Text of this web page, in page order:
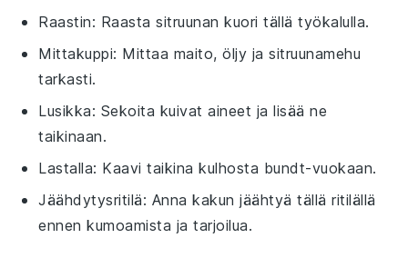
Raastin: Raasta sitruunan kuori tällä työkalulla.
Mittakuppi: Mittaa maito, öljy ja sitruunamehu
tarkasti.
Lusikka: Sekoita kuivat aineet ja lisää ne
taikinaan.
Lastalla: Kaavi taikina kulhosta bundt-vuokaan.
Jäähdytysritilä: Anna kakun jäähtyä tällä ritilällä
ennen kumoamista ja tarjoilua.